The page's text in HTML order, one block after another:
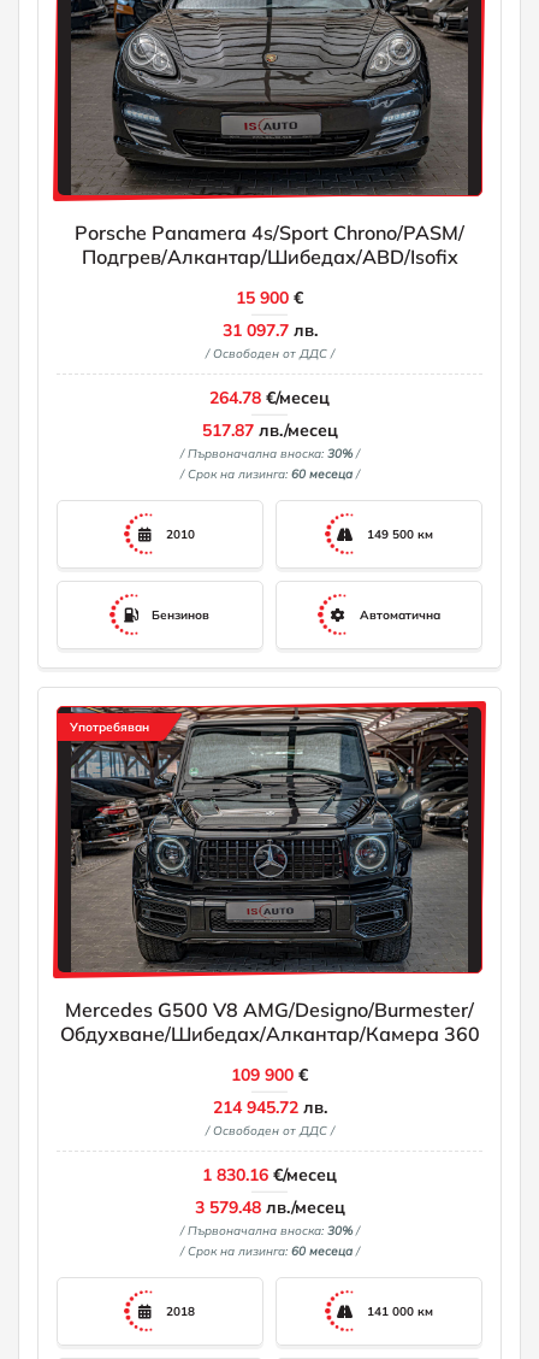
Porsche Panamera 4s/Sport Chrono/PASM/
Подгрев/Алкантар/Шибедах/ABD/Isofix
15 900 €
31 097.7лв.
/ Освободен от ДДС /
264.78 €/месец
517.87лв./месец
/ Първоначална вноска: 30%/
/ Срок на лизинга: 60 месеца/
2010 149 500 км
Бензинов Автоматична
Употребяван
Mercedes G500 V8 AMG/Designo/Burmester/
Обдухване/Шибедах/Алкантар/Камера 360
109 900 €
214 945.72лв.
/ Освободен от ДДС /
1 830.16 €/месец
3 579.48лв./месец
/ Първоначална вноска: 30%/
/ Срок на лизинга: 60 месеца/
2018 141 000 км